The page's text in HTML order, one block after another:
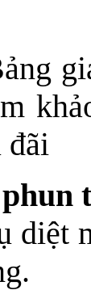
đãi
diệt